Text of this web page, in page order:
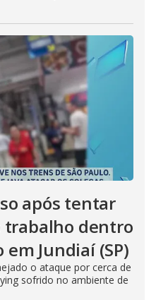
após tentar
trabalho dentro
Jundiaí (SP)
o ataque por cerca de
sofrido no ambiente de